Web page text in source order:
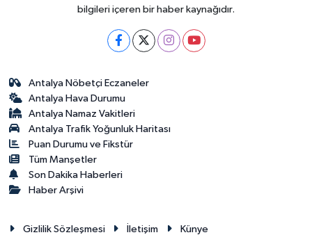
bilgileri içeren bir haber kaynağıdır.
Antalya Nöbetçi Eczaneler
Antalya Hava Durumu
Antalya Namaz Vakitleri
Antalya Trafik Yoğunluk Haritası
Puan Durumu ve Fikstür
Tüm Manşetler
Son Dakika Haberleri
Haber Arşivi
Gizlilik Sözleşmesi İletişim
Künye